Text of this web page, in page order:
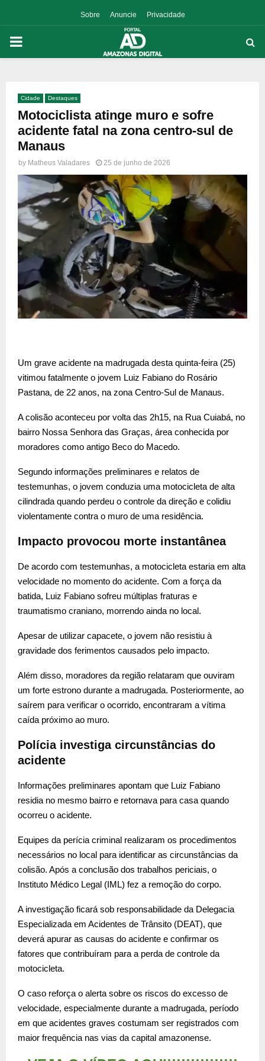
Sobre Anuncie Privacidade
PRIMARY
Cidade Destaques
Motociclista atinge muro e sofre
acidente fatal na zona centro-sul de
Manaus
by Matheus Valadares 25 de junho de 2026
Um grave acidente na madrugada desta quinta-feira (25)
vitimou fatalmente o jovem Luiz Fabiano do Rosário
Pastana, de 22 anos, na zona Centro-Sul de Manaus.
A colisão aconteceu por volta das 2h15, na Rua Cuiabá, no
bairro Nossa Senhora das Graças, área conhecida por
moradores como antigo Beco do Macedo.
Segundo informações preliminares e relatos de
testemunhas, o jovem conduzia uma motocicleta de alta
cilindrada quando perdeu o controle da direção e colidiu
violentamente contra o muro de uma residência.
Impacto provocou morte instantânea
De acordo com testemunhas, a motocicleta estaria em alta
velocidade no momento do acidente. Com a força da
batida, Luiz Fabiano sofreu múltiplas fraturas e
traumatismo craniano, morrendo ainda no local.
Apesar de utilizar capacete, o jovem não resistiu à
gravidade dos ferimentos causados pelo impacto.
Além disso, moradores da região relataram que ouviram
um forte estrono durante a madrugada. Posteriormente, ao
saírem para verificar o ocorrido, encontraram a vítima
caída próximo ao muro.
Polícia investiga circunstâncias do
acidente
Informações preliminares apontam que Luiz Fabiano
residia no mesmo bairro e retornava para casa quando
ocorreu o acidente.
Equipes da perícia criminal realizaram os procedimentos
necessários no local para identificar as circunstâncias da
colisão. Após a conclusão dos trabalhos periciais, o
Instituto Médico Legal (IML) fez a remoção do corpo.
A investigação ficará sob responsabilidade da Delegacia
Especializada em Acidentes de Trânsito (DEAT), que
deverá apurar as causas do acidente e confirmar os
fatores que contribuíram para a perda de controle da
motocicleta.
O caso reforça o alerta sobre os riscos do excesso de
velocidade, especialmente durante a madrugada, período
em que acidentes graves costumam ser registrados com
maior frequência nas vias da capital amazonense.